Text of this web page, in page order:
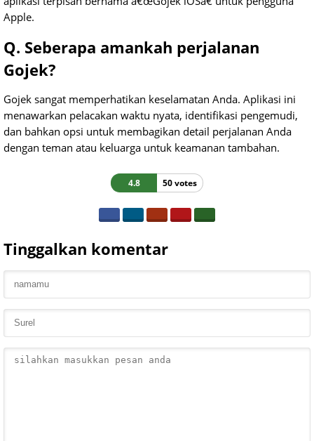
Apple.
Q. Seberapa amankah perjalanan
Gojek?
Gojek sangat memperhatikan keselamatan Anda. Aplikasi ini
menawarkan pelacakan waktu nyata, identifikasi pengemudi,
dan bahkan opsi untuk membagikan detail perjalanan Anda
dengan teman atau keluarga untuk keamanan tambahan.
4.8 50 votes
Tinggalkan komentar